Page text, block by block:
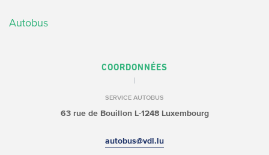
Autobus
COORDONNÉES
SERVICE AUTOBUS
63 rue de BouillonL-1248 Luxembourg
autobus@vdl.lu